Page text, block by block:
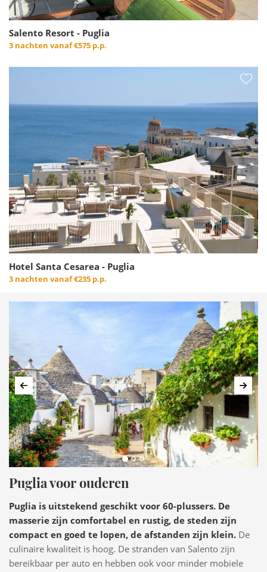
Salento Resort - Puglia
3 nachten vanaf€575 p.p.
Hotel Santa Cesarea - Puglia
3 nachten vanaf€235 p.p.
Vorige
Puglia voor ouderen
Puglia is uitstekend geschikt voor 60-plussers. De
masserie zijn comfortabel en rustig, de steden zijn
compact en goed te lopen, de afstanden zijn klein. De
culinaire kwaliteit is hoog. De stranden van Salento zijn
bereikbaar per auto en hebben ook voor minder mobiele